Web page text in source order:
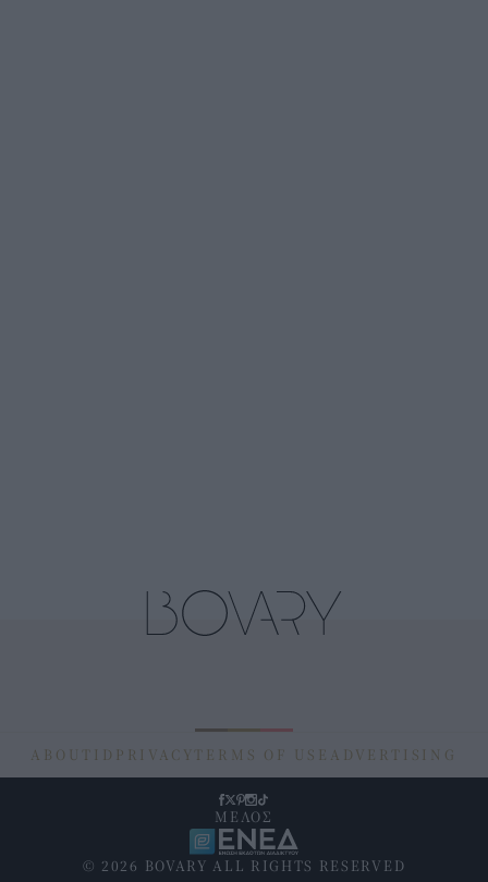
ABOUT ID PRIVACY TERMS OF USE ADVERTISING
© 2026 BOVARY ALL RIGHTS RESERVED
ΜΕΛΟΣ